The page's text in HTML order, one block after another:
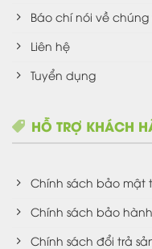
Báo chí nói về chúng
Liên hệ
Tuyển dụng
HỖ TRỢ KHÁCH
Chính sách bảo mật
Chính sách bảo hành
Chính sách đổi trả